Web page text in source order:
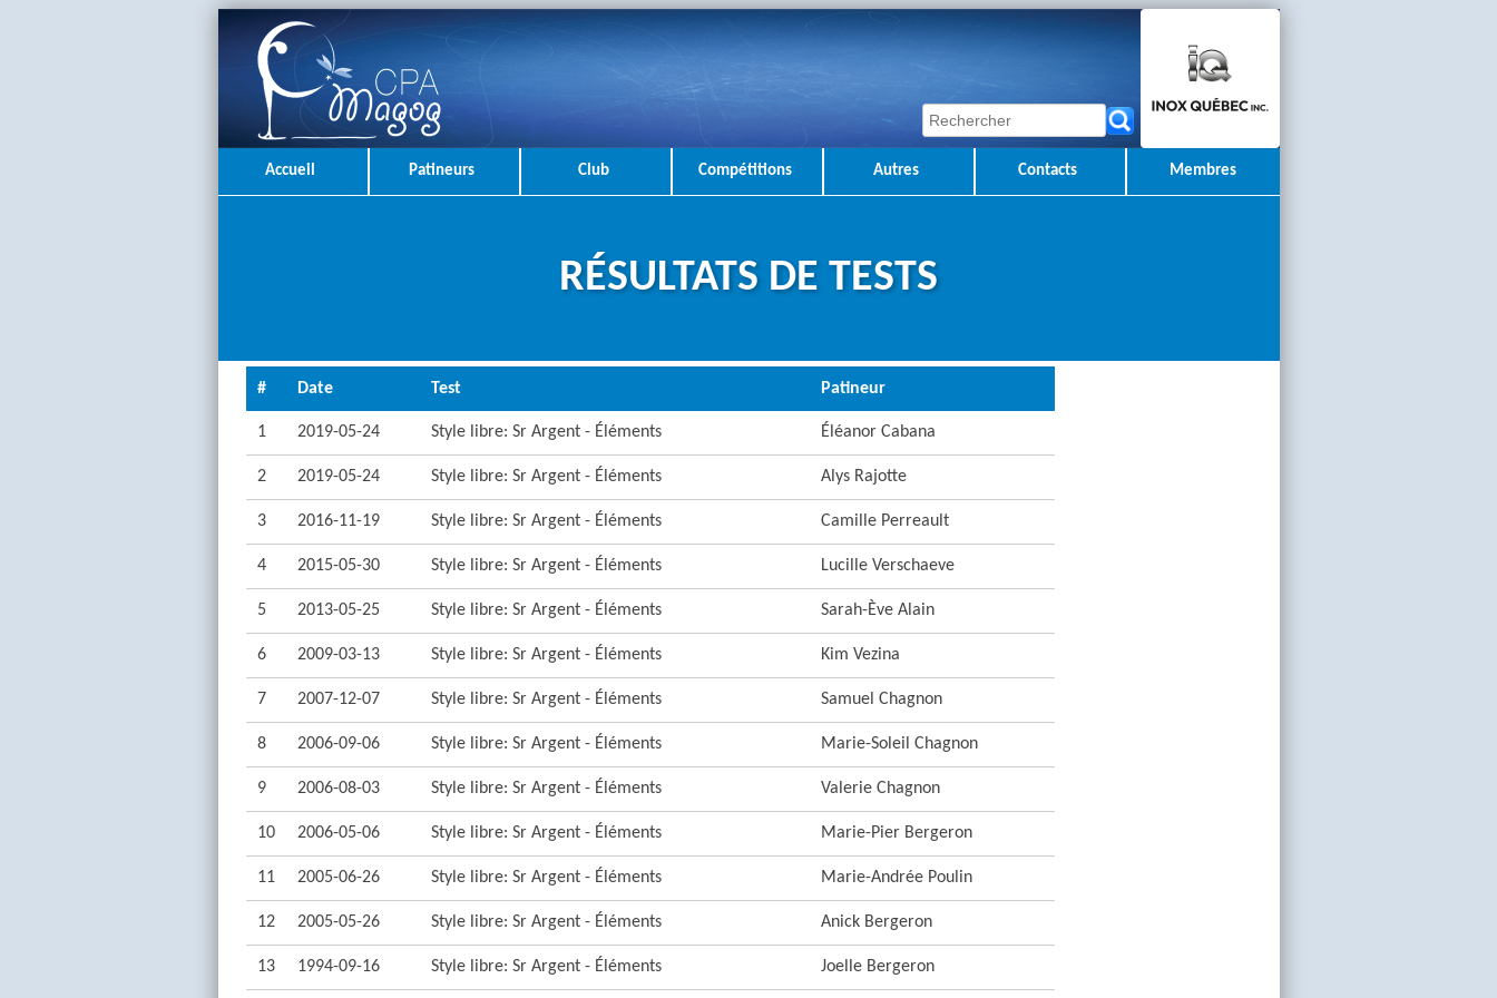
Accueil Patineurs Club Compétitions Autres Contacts Membres
RÉSULTATS DE TESTS
# Date Test Patineur
1 2019-05-24 Style libre: Sr Argent - Éléments Éléanor Cabana
2 2019-05-24 Style libre: Sr Argent - Éléments Alys Rajotte
3 2016-11-19 Style libre: Sr Argent - Éléments Camille Perreault
4 2015-05-30 Style libre: Sr Argent - Éléments Lucille Verschaeve
5 2013-05-25 Style libre: Sr Argent - Éléments Sarah-Ève Alain
6 2009-03-13 Style libre: Sr Argent - Éléments Kim Vezina
7 2007-12-07 Style libre: Sr Argent - Éléments Samuel Chagnon
8 2006-09-06 Style libre: Sr Argent - Éléments Marie-Soleil Chagnon
9 2006-08-03 Style libre: Sr Argent - Éléments Valerie Chagnon
10 2006-05-06 Style libre: Sr Argent - Éléments Marie-Pier Bergeron
11 2005-06-26 Style libre: Sr Argent - Éléments Marie-Andrée Poulin
12 2005-05-26 Style libre: Sr Argent - Éléments Anick Bergeron
13 1994-09-16 Style libre: Sr Argent - Éléments Joelle Bergeron